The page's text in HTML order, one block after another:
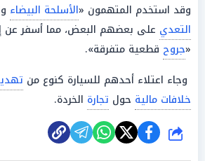
وقد استخدم المتهمون «الأسلحة البيضاء
التعدي على بعضهم البعض، مما أسفر عن
«جروح قطعية متفرقة».
وجاء اعتلاء أحدهم للسيارة كنوع من
خلافات مالية حول تجارة الخردة.
شارك